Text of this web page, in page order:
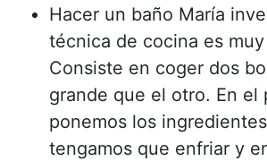
Hacer un baño María
técnica de cocina es
Consiste en coger dos
grande que el otro. En el
ponemos los
tengamos que enfriar y